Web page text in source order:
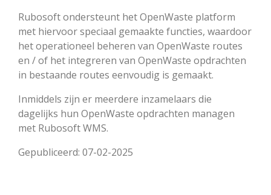
Rubosoft ondersteunt het OpenWaste platform
met hiervoor speciaal gemaakte functies, waardoor
het operationeel beheren van OpenWaste routes
en / of het integreren van OpenWaste opdrachten
in bestaande routes eenvoudig is gemaakt.
Inmiddels zijn er meerdere inzamelaars die
dagelijks hun OpenWaste opdrachten managen
met Rubosoft WMS.
Gepubliceerd: 07-02-2025